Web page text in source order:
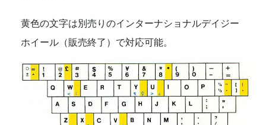
黄色の文字は別売りのインターナショナルデイジー
ホイール（販売終了）で対応可能。